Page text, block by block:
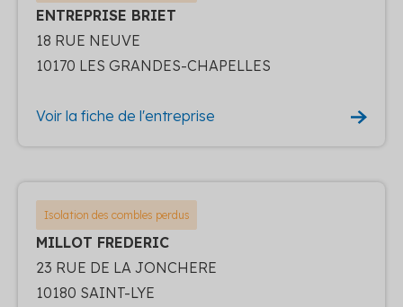
ENTREPRISE BRIET
18 RUE NEUVE
10170 LES GRANDES-CHAPELLES
Voir la fiche de l'entreprise
Isolation des combles perdus
MILLOT FREDERIC
23 RUE DE LA JONCHERE
10180 SAINT-LYE